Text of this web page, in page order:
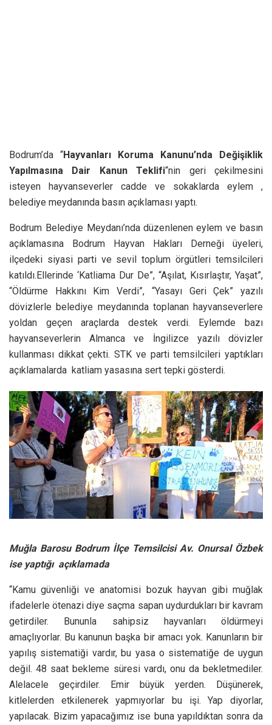
Bodrum’da “Hayvanları Koruma Kanunu’nda Değişiklik
Yapılmasına Dair Kanun Teklifi“nin geri çekilmesini
isteyen hayvanseverler cadde ve sokaklarda eylem ,
belediye meydanında basın açıklaması yaptı.
Bodrum Belediye Meydanı’nda düzenlenen eylem ve basın
açıklamasına Bodrum Hayvan Hakları Derneği üyeleri,
ilçedeki siyasi parti ve sevil toplum örgütleri temsilcileri
katıldı.Ellerinde ‘Katliama Dur De”, “Aşılat, Kısırlaştır, Yaşat”,
“Öldürme Hakkını Kim Verdi”, “Yasayı Geri Çek” yazılı
dövizlerle belediye meydanında toplanan hayvanseverlere
yoldan geçen araçlarda destek verdi. Eylemde bazı
hayvanseverlerin Almanca ve İngilizce yazılı dövizler
kullanması dikkat çekti. STK ve parti temsilcileri yaptıkları
açıklamalarda katliam yasasına sert tepki gösterdi.
Muğla Barosu Bodrum İlçe Temsilcisi Av. Onursal Özbek
ise yaptığı açıklamada
“Kamu güvenliği ve anatomisi bozuk hayvan gibi muğlak
ifadelerle ötenazi diye saçma sapan uydurdukları bir kavram
getirdiler. Bununla sahipsiz hayvanları öldürmeyi
amaçlıyorlar. Bu kanunun başka bir amacı yok. Kanunların bir
yapılış sistematiği vardır, bu yasa o sistematiğe de uygun
değil. 48 saat bekleme süresi vardı, onu da bekletmediler.
Alelacele geçirdiler. Emir büyük yerden. Düşünerek,
kitlelerden etkilenerek yapmıyorlar bu işi. Yap diyorlar,
yapılacak. Bizim yapacağımız ise buna yapıldıktan sonra da